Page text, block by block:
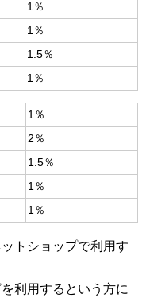
1％
1％
1.5％
1％
1％
2％
1.5％
1％
1％
トショップで利用す
利用するという方に